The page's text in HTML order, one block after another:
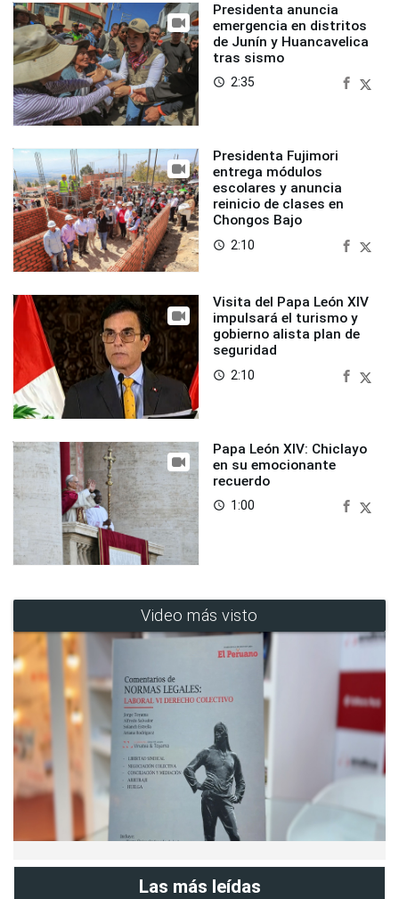
Presidenta anuncia
emergencia en distritos
de Junín y Huancavelica
tras sismo
access_time 2:35
Presidenta Fujimori
entrega módulos
escolares y anuncia
reinicio de clases en
Chongos Bajo
access_time 2:10
Visita del Papa León XIV
impulsará el turismo y
gobierno alista plan de
seguridad
access_time 2:10
Papa León XIV: Chiclayo
en su emocionante
recuerdo
access_time 1:00
Video más visto
Las más leídas